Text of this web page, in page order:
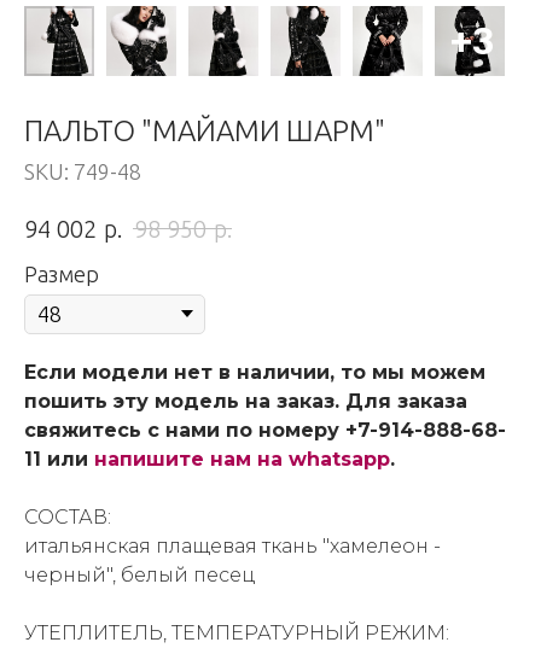
ПАЛЬТО "МАЙАМИ ШАРМ"
SKU: 749-48
94 002 р. 98 950 р.
Размер
Если модели нет в наличии, то мы можем
пошить эту модель на заказ. Для заказа
свяжитесь с нами по номеру +7-914-888-68-
11 или напишите нам на whatsapp.
СОСТАВ:
итальянская плащевая ткань "хамелеон -
черный", белый песец
УТЕПЛИТЕЛЬ, ТЕМПЕРАТУРНЫЙ РЕЖИМ: